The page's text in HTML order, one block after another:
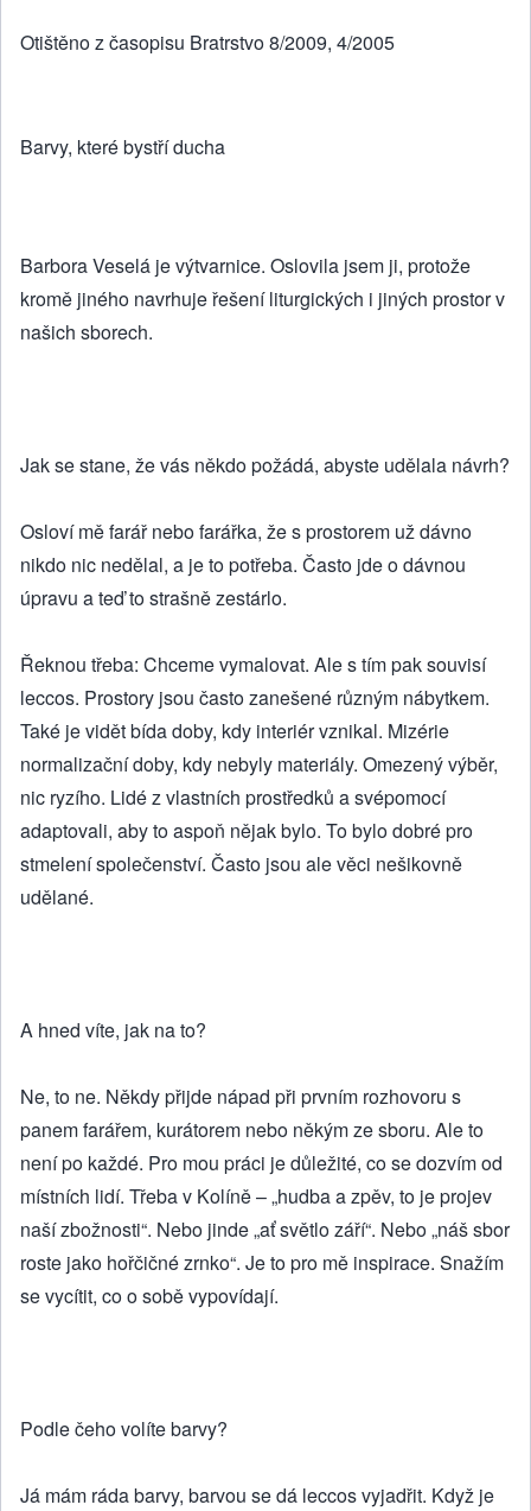
Otištěno z časopisu Bratrstvo 8/2009, 4/2005
Barvy, které bystří ducha
Barbora Veselá je výtvarnice. Oslovila jsem ji, protože
kromě jiného navrhuje řešení liturgických i jiných prostor v
našich sborech.
Jak se stane, že vás někdo požádá, abyste udělala návrh?
Osloví mě farář nebo farářka, že s prostorem už dávno
nikdo nic nedělal, a je to potřeba. Často jde o dávnou
úpravu a teď to strašně zestárlo.
Řeknou třeba: Chceme vymalovat. Ale s tím pak souvisí
leccos. Prostory jsou často zanešené různým nábytkem.
Také je vidět bída doby, kdy interiér vznikal. Mizérie
normalizační doby, kdy nebyly materiály. Omezený výběr,
nic ryzího. Lidé z vlastních prostředků a svépomocí
adaptovali, aby to aspoň nějak bylo. To bylo dobré pro
stmelení společenství. Často jsou ale věci nešikovně
udělané.
A hned víte, jak na to?
Ne, to ne. Někdy přijde nápad při prvním rozhovoru s
panem farářem, kurátorem nebo někým ze sboru. Ale to
není po každé. Pro mou práci je důležité, co se dozvím od
místních lidí. Třeba v Kolíně – „hudba a zpěv, to je projev
naší zbožnosti“. Nebo jinde „ať světlo září“. Nebo „náš sbor
roste jako hořčičné zrnko“. Je to pro mě inspirace. Snažím
se vycítit, co o sobě vypovídají.
Podle čeho volíte barvy?
Já mám ráda barvy, barvou se dá leccos vyjadřit. Když je